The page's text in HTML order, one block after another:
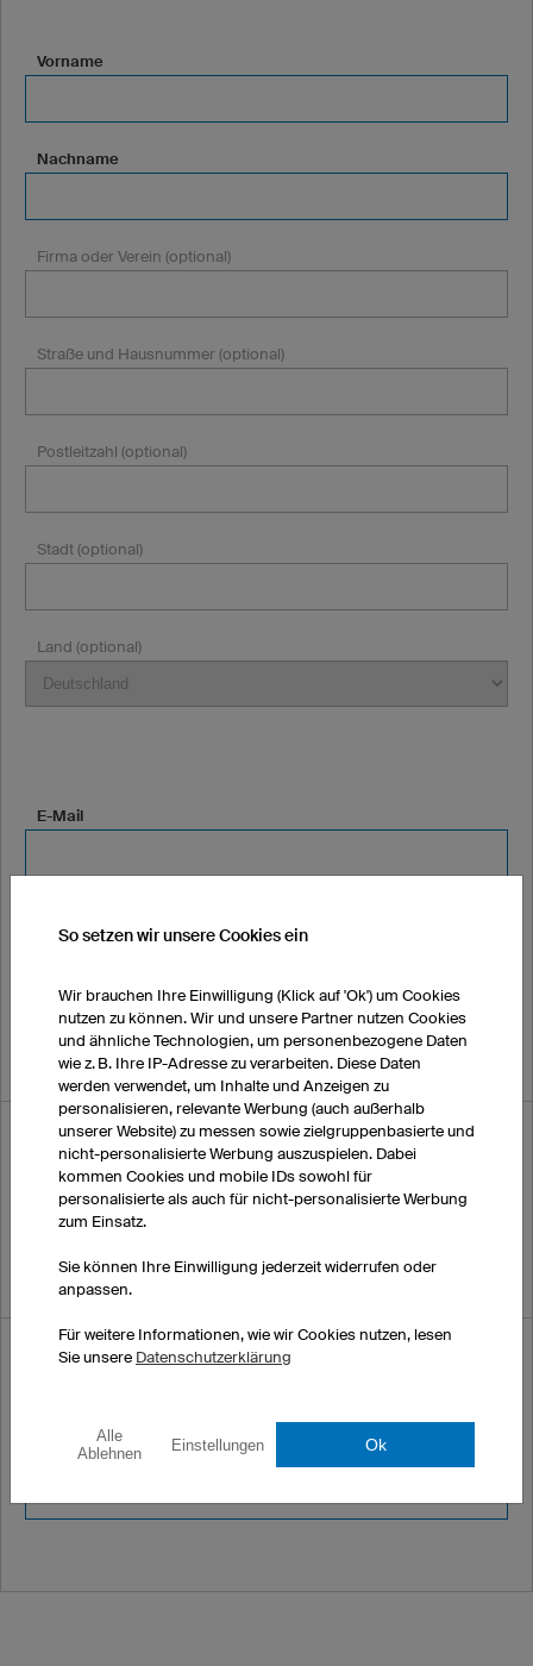
Vorname
Nachname
Firma oder Verein (optional)
Straße und Hausnummer (optional)
Postleitzahl (optional)
Stadt (optional)
Land (optional)
E-Mail
Bitte prüfen Sie diesen in den nächsten Tagen regelmäßig.
Telefonnummer (optional)
Wie haben Sie von uns erfahren?
Sicherheitscode *
Bitte geben Sie folgenden Sicherheitscode ein:
So setzen wir unsere Cookies ein
Wir brauchen Ihre Einwilligung (Klick auf 'Ok') um Cookies
nutzen zu können. Wir und unsere Partner nutzen Cookies
und ähnliche Technologien, um personenbezogene Daten
wie z. B. Ihre IP-Adresse zu verarbeiten. Diese Daten
werden verwendet, um Inhalte und Anzeigen zu
personalisieren, relevante Werbung (auch außerhalb
unserer Website) zu messen sowie zielgruppenbasierte und
nicht-personalisierte Werbung auszuspielen. Dabei
kommen Cookies und mobile IDs sowohl für
personalisierte als auch für nicht-personalisierte Werbung
zum Einsatz.
Sie können Ihre Einwilligung jederzeit widerrufen oder
anpassen.
Für weitere Informationen, wie wir Cookies nutzen, lesen
Sie unsere Datenschutzerklärung
Alle
Ablehnen
Einstellungen Ok